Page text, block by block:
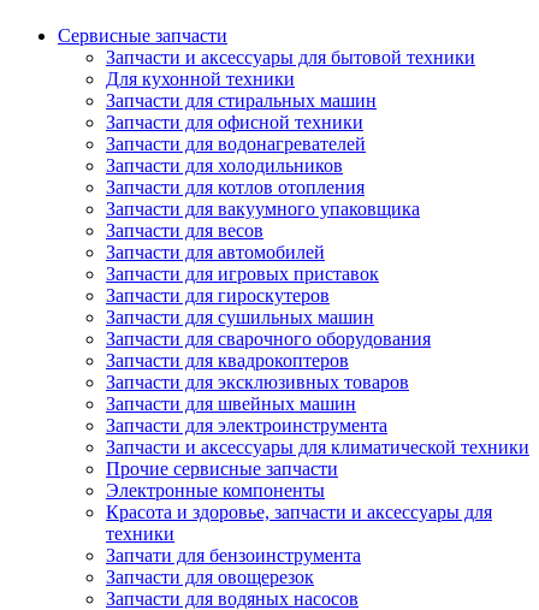
Сервисные запчасти
Запчасти и аксессуары для бытовой техники
Для кухонной техники
Запчасти для стиральных машин
Запчасти для офисной техники
Запчасти для водонагревателей
Запчасти для холодильников
Запчасти для котлов отопления
Запчасти для вакуумного упаковщика
Запчасти для весов
Запчасти для автомобилей
Запчасти для игровых приставок
Запчасти для гироскутеров
Запчасти для сушильных машин
Запчасти для сварочного оборудования
Запчасти для квадрокоптеров
Запчасти для эксклюзивных товаров
Запчасти для швейных машин
Запчасти для электроинструмента
Запчасти и аксессуары для климатической техники
Прочие сервисные запчасти
Электронные компоненты
Красота и здоровье, запчасти и аксессуары для
техники
Запчати для бензоинструмента
Запчасти для овощерезок
Запчасти для водяных насосов